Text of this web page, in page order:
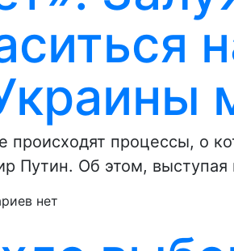
происходят процессы, о
Путин. Об этом, выступая
нет